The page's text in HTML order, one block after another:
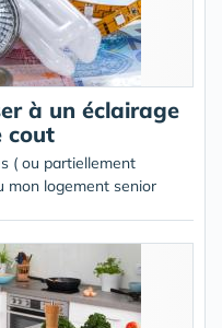
à un éclairage
cout
( ou partiellement
mon logement senior